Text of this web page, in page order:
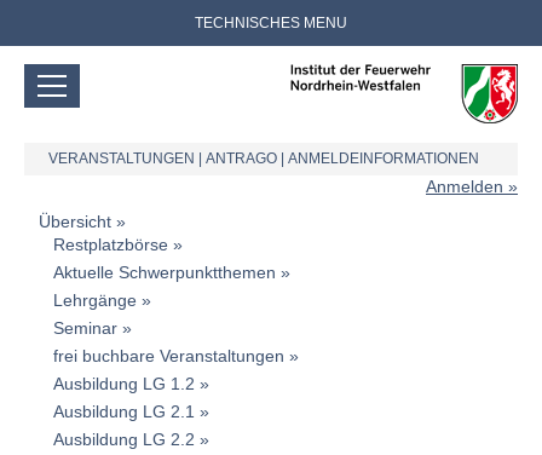
TECHNISCHES MENU
VERANSTALTUNGEN ANTRAGO ANMELDEINFORMATIONEN
Anmelden
Übersicht
Restplatzbörse
Aktuelle Schwerpunktthemen
Lehrgänge
Seminar
frei buchbare Veranstaltungen
Ausbildung LG 1.2
Ausbildung LG 2.1
Ausbildung LG 2.2